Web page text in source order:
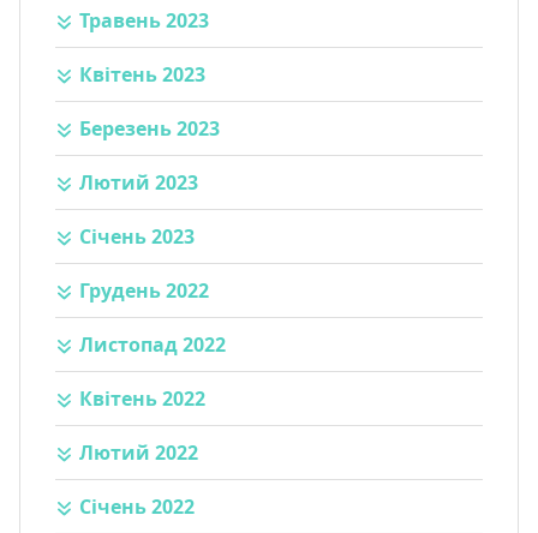
Травень 2023
Квітень 2023
Березень 2023
Лютий 2023
Січень 2023
Грудень 2022
Листопад 2022
Квітень 2022
Лютий 2022
Січень 2022